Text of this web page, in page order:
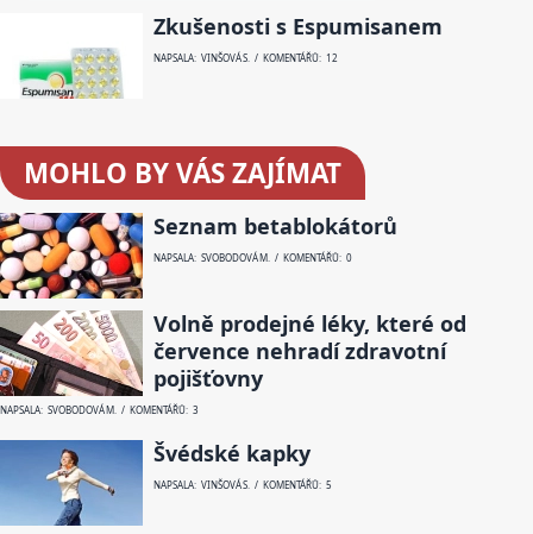
Zkušenosti s Espumisanem
NAPSALA: VINŠOVÁ S. / KOMENTÁŘŮ: 12
MOHLO BY VÁS ZAJÍMAT
Seznam betablokátorů
NAPSALA: SVOBODOVÁ M. / KOMENTÁŘŮ: 0
Volně prodejné léky, které od
července nehradí zdravotní
pojišťovny
NAPSALA: SVOBODOVÁ M. / KOMENTÁŘŮ: 3
Švédské kapky
NAPSALA: VINŠOVÁ S. / KOMENTÁŘŮ: 5